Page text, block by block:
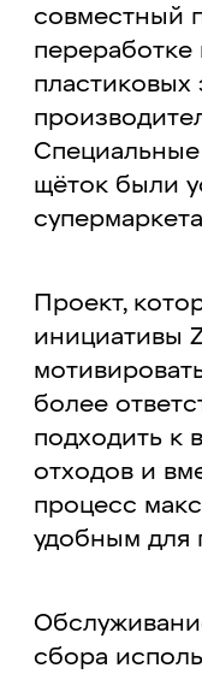
совместный
щёток были
Проект,
инициативы
более
подходить к
отходов и
процесс
удобным для
сбора